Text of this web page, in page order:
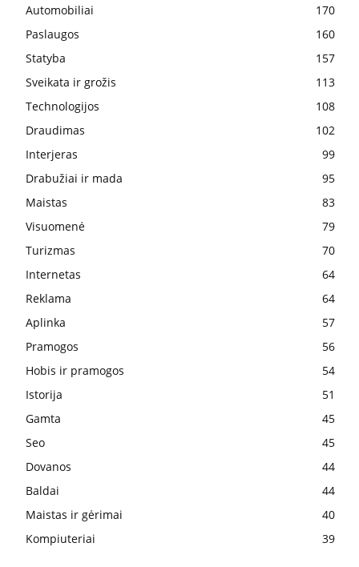
Automobiliai
170
Paslaugos
160
Statyba
157
Sveikata ir grožis
113
Technologijos
108
Draudimas
102
Interjeras
99
Drabužiai ir mada
95
Maistas
83
Visuomenė
79
Turizmas
70
Internetas
64
Reklama
64
Aplinka
57
Pramogos
56
Hobis ir pramogos
54
Istorija
51
Gamta
45
Seo
45
Dovanos
44
Baldai
44
Maistas ir gėrimai
40
Kompiuteriai
39